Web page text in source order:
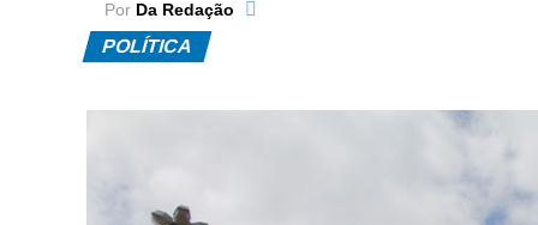
Por Da Redação
POLÍTICA